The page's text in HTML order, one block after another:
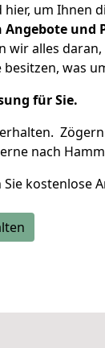
um Ihnen
Angebote und
alles
was
für Sie.
nach
kostenlose